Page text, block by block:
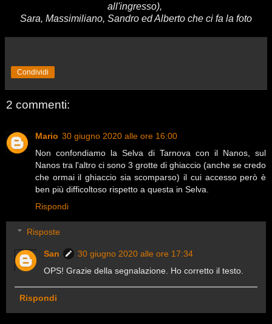
all'ingresso),
Sara, Massimiliano, Sandro ed Alberto che ci fa la foto
Condividi
2 commenti:
Mario 30 giugno 2020 alle ore 16:00
Non confondiamo la Selva di Tarnova con il Nanos, sul
Nanos tra l'altro ci sono 3 grotte di ghiaccio (anche se credo
che ormai il ghiaccio sia scomparso) il cui accesso però è
ben più difficoltoso rispetto a questa in Selva.
Rispondi
Risposte
San
30 giugno 2020 alle ore 17:34
OPS! Grazie della segnalazione. Ho corretto il testo.
Rispondi